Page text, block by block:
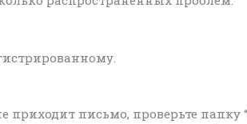
письмо, проверьте папку